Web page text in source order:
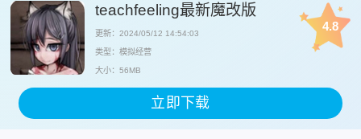
teachfeeling最新魔改版
更新：2024/05/12 14:54:03
类型：模拟经营
大小：56MB
4.8
立即下载